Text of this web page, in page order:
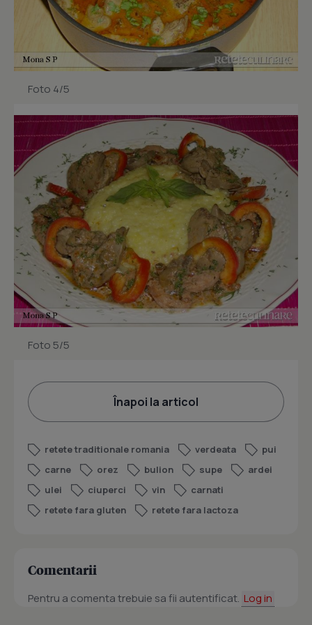
Foto 4/5
Foto 5/5
Înapoi la articol
retete traditionale romania verdeata
pui
carne
orez bulion supe
ardei
ulei
ciuperci vin
carnati
retete fara gluten
retete fara lactoza
Comentarii
Pentru a comenta trebuie sa fii autentificat. Log in